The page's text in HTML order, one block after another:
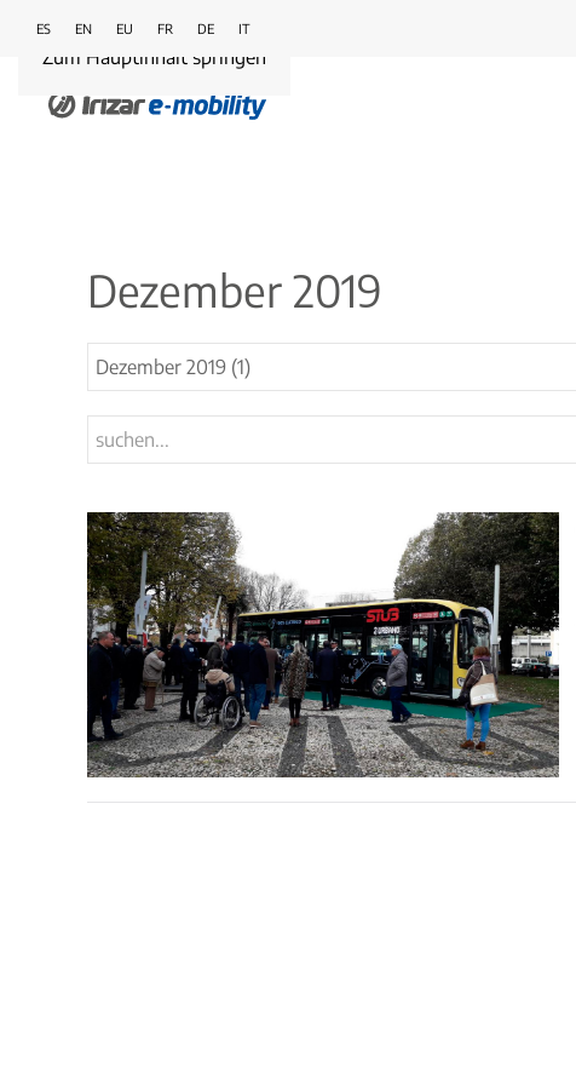
Zum Hauptinhalt springen
ES EN EU FR DE IT
Dezember 2019